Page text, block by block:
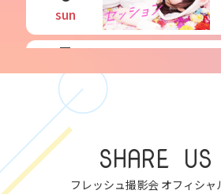
sun
7
mon
8
tue
SHARE
フレッシュ撮影会 オフィシャ